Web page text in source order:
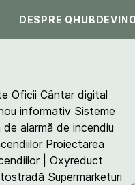
DESPRE QHUB
Oficii Cântar digital
informativ Sisteme
de alarmă de incendiu
Proiectarea
| Oxyreduct
Supermarketuri